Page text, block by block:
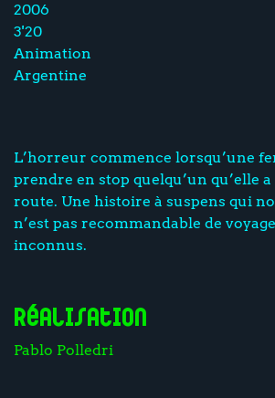
2006
3'20
Animation
Argentine
L’horreur commence lorsqu’une
prendre en stop quelqu’un qu’elle
route. Une histoire à suspens qui
n’est pas recommandable de
inconnus.
Réalisation
Pablo Polledri